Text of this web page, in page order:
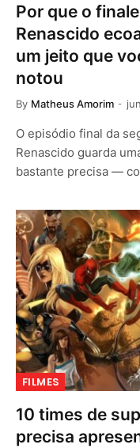
Por que o
Renascido
um jeito que
notou
By Matheus Amorim
O episódio final da
Renascido guarda
bastante precisa —
FILMES
10 times de
precisa